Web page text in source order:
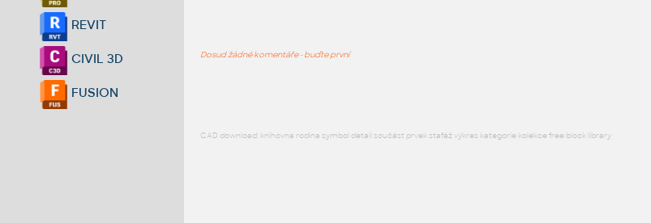
REVIT
CIVIL 3D
FUSION
Dosud žádné komentáře - buďte první
CAD download: knihovna rodina symbol detail součást prvek stafáž výkres kategorie kolekce free block library